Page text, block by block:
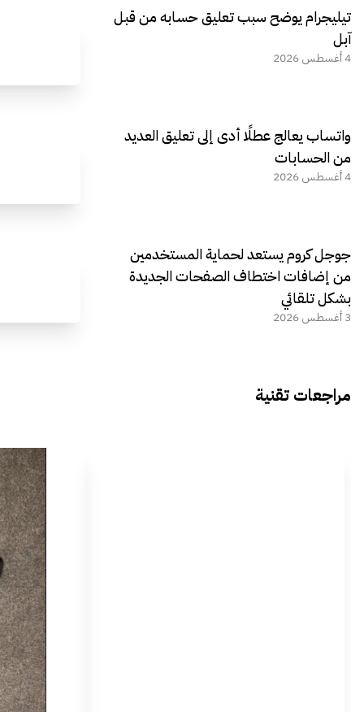
تيليجرام يوضح سبب تعليق حسابه من قبل
آبل
4 أغسطس 2026
واتساب يعالج عطلًا أدى إلى تعليق العديد
من الحسابات
4 أغسطس 2026
جوجل كروم يستعد لحماية المستخدمين
من إضافات اختطاف الصفحات الجديدة
بشكل تلقائي
3 أغسطس 2026
مراجعات تقنية